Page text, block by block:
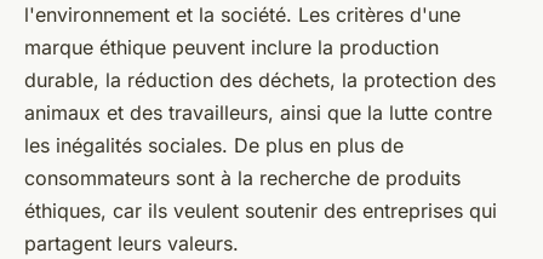
l'environnement et la société. Les critères d'une
marque éthique peuvent inclure la production
durable, la réduction des déchets, la protection des
animaux et des travailleurs, ainsi que la lutte contre
les inégalités sociales. De plus en plus de
consommateurs sont à la recherche de produits
éthiques, car ils veulent soutenir des entreprises qui
partagent leurs valeurs.